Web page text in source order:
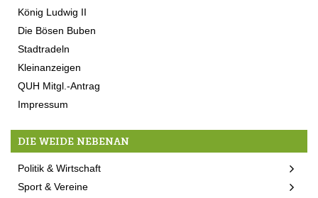
König Ludwig II
Die Bösen Buben
Stadtradeln
Kleinanzeigen
QUH Mitgl.-Antrag
Impressum
DIE WEIDE NEBENAN
Politik & Wirtschaft
Sport & Vereine